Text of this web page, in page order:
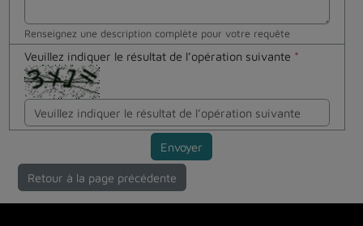
Renseignez une description complète pour votre requête
Veuillez indiquer le résultat de l’opération suivante *
Envoyer
Retour à la page précédente